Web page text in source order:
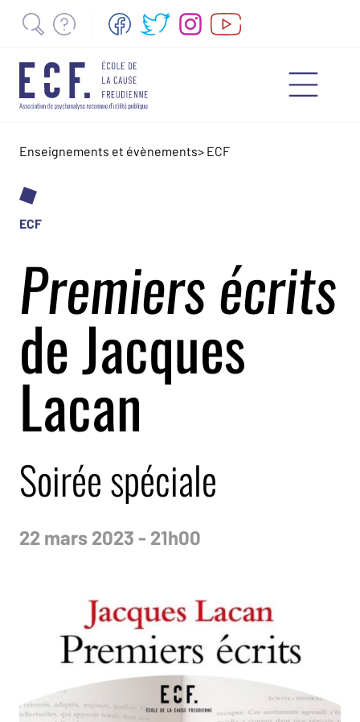
Enseignements et évènements> ECF
ECF
Premiers écrits
de Jacques
Lacan
Soirée spéciale
22 mars 2023 - 21h00